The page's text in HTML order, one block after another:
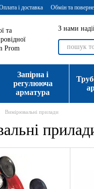
контенту
і доставка Обмін та
З нами
Запірна і
регулююча
арматура
Вимірювальні прилади